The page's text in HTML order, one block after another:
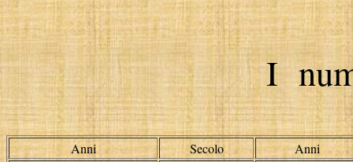
I
Anni Secolo
Anni